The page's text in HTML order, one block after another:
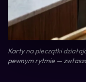
Karty na pieczątki
pewnym rytmie —